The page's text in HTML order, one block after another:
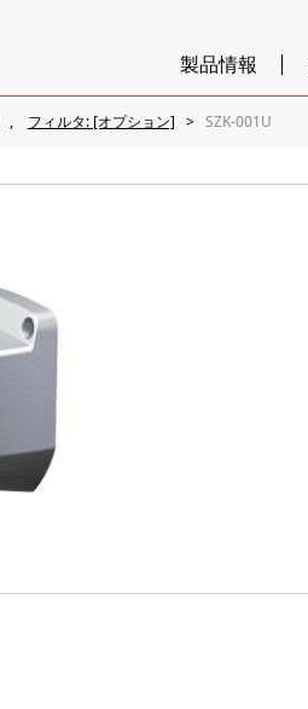
製品情報
フィルタ: [オプション] SZK-001U